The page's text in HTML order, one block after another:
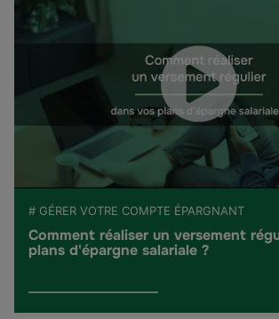
# GÉRER VOTRE COMPTE ÉPARGNANT
Comment réaliser un versement
plans d'épargne salariale ?